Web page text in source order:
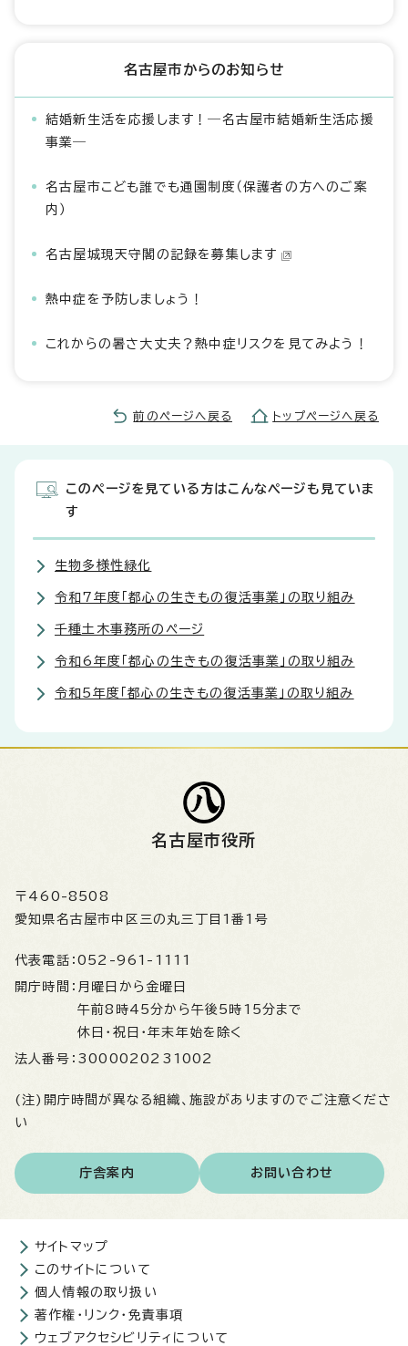
名古屋市からのお知らせ
結婚新生活を応援します！―名古屋市結婚新生活応援
事業―
名古屋市こども誰でも通園制度（保護者の方へのご案
内）
名古屋城現天守閣の記録を募集します
熱中症を予防しましょう！
これからの暑さ大丈夫？熱中症リスクを見てみよう！
前のページへ戻る トップページへ戻る
このページを見ている方はこんなページも見ていま
す
生物多様性緑化
令和7年度「都心の生きもの復活事業」の取り組み
千種土木事務所のページ
令和6年度「都心の生きもの復活事業」の取り組み
令和5年度「都心の生きもの復活事業」の取り組み
名古屋市役所
〒460-8508
愛知県名古屋市中区三の丸三丁目1番1号
代表電話： 052-961-1111
開庁時間： 月曜日から金曜日
午前8時45分から午後5時15分まで
休日・祝日・年末年始を除く
法人番号： 3000020231002
(注)開庁時間が異なる組織、施設がありますのでご注意くださ
い
庁舎案内 お問い合わせ
サイトマップ
このサイトについて
個人情報の取り扱い
著作権・リンク・免責事項
ウェブアクセシビリティについて